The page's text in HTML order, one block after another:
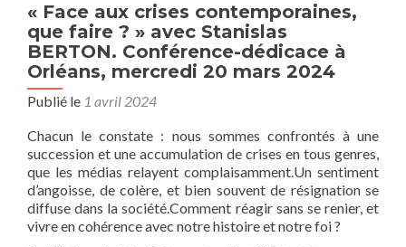
« Face aux crises contemporaines,
que faire ? » avec Stanislas
BERTON. Conférence-dédicace à
Orléans, mercredi 20 mars 2024
Publié le 1 avril 2024
Chacun le constate : nous sommes confrontés à une
succession et une accumulation de crises en tous genres,
que les médias relayent complaisamment.Un sentiment
d’angoisse, de colère, et bien souvent de résignation se
diffuse dans la société.Comment réagir sans se renier, et
vivre en cohérence avec notre histoire et notre foi ?